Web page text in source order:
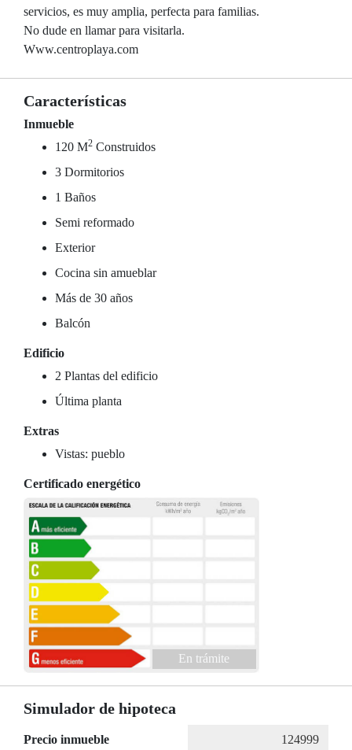
servicios, es muy amplia, perfecta para familias.
No dude en llamar para visitarla.
Www.centroplaya.com
Características
Inmueble
120 M2 Construidos
3 Dormitorios
1 Baños
Semi reformado
Exterior
Cocina sin amueblar
Más de 30 años
Balcón
Edificio
2 Plantas del edificio
Última planta
Extras
Vistas: pueblo
Certificado energético
En trámite
Simulador de hipoteca
Precio inmueble